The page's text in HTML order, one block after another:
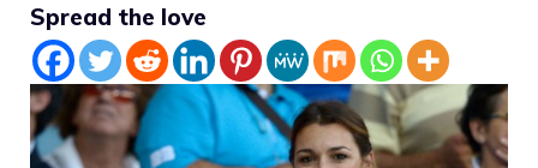
Spread the love